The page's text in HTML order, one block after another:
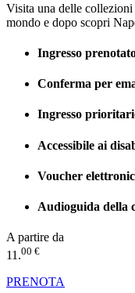
Visita una delle
mondo e dopo scopri
Ingresso
Conferma per
Ingresso
Accessibile ai
Voucher
Audioguida della
A partire da
11.00 €
PRENOTA